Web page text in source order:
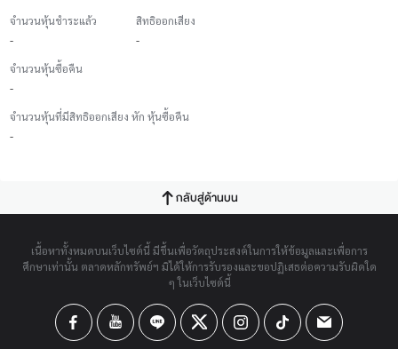
จำนวนหุ้นชำระแล้ว
-
สิทธิออกเสียง
-
จำนวนหุ้นซื้อคืน
-
จำนวนหุ้นที่มีสิทธิออกเสียง หัก หุ้นซื้อคืน
-
กลับสู่ด้านบน
เนื้อหาทั้งหมดบนเว็บไซต์นี้ มีขึ้นเพื่อวัตถุประสงค์ในการให้ข้อมูลและเพื่อการ
ศึกษาเท่านั้น ตลาดหลักทรัพย์ฯ มิได้ให้การรับรองและขอปฏิเสธต่อความรับผิดใด
ๆ ในเว็บไซต์นี้